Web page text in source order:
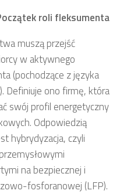
roli fleksumenta
muszą przejść
w aktywnego
(pochodzące z języka
Definiuje ono firmę, która
swój profil energetyczny
Odpowiedzią
hybrydyzacja, czyli
na bezpiecznej i
fosforanowej (LFP).